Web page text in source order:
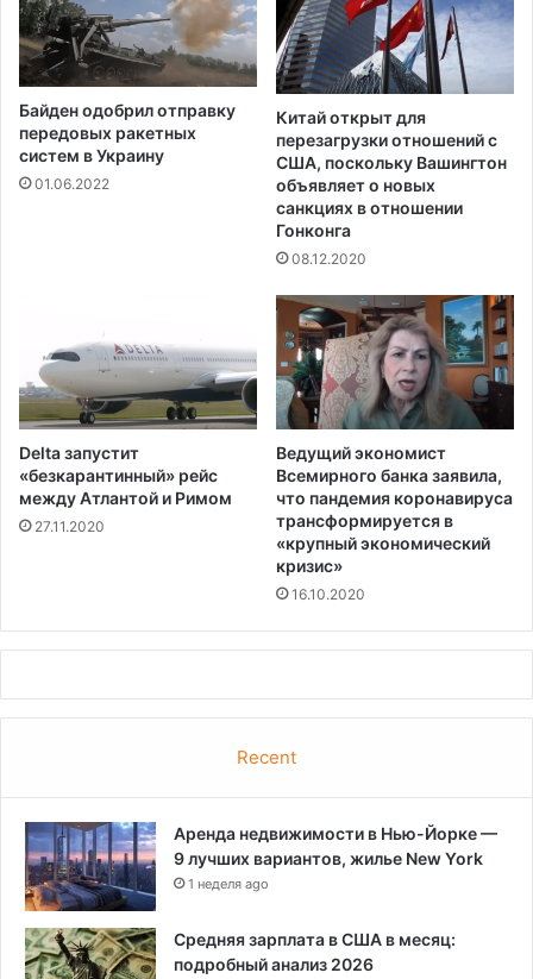
е
р
т
о
н
а
Байден одобрил отправку
передовых ракетных
систем в Украину
01.06.2022
Китай открыт для
перезагрузки отношений с
США, поскольку Вашингтон
объявляет о новых
санкциях в отношении
Гонконга
08.12.2020
Delta запустит
«безкарантинный» рейс
между Атлантой и Римом
27.11.2020
Ведущий экономист
Всемирного банка заявила,
что пандемия коронавируса
трансформируется в
«крупный экономический
кризис»
16.10.2020
Recent
Аренда недвижимости в Нью-Йорке —
9 лучших вариантов, жилье New York
1 неделя ago
Средняя зарплата в США в месяц:
подробный анализ 2026